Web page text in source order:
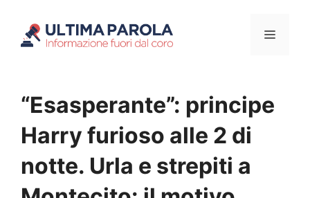
Menu
“Esasperante”: principe
Harry furioso alle 2 di
notte. Urla e strepiti a